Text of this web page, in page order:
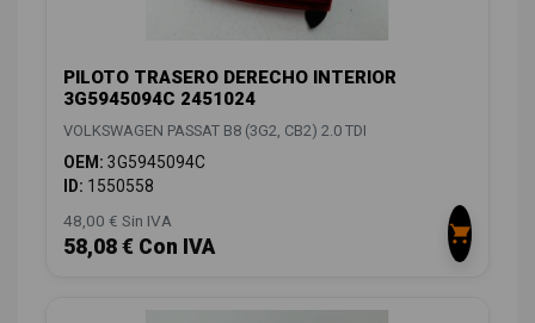
PILOTO TRASERO DERECHO INTERIOR
3G5945094C 2451024
VOLKSWAGEN PASSAT B8 (3G2, CB2) 2.0 TDI
OEM: 3G5945094C
ID: 1550558
48,00 € Sin IVA
58,08 € Con IVA